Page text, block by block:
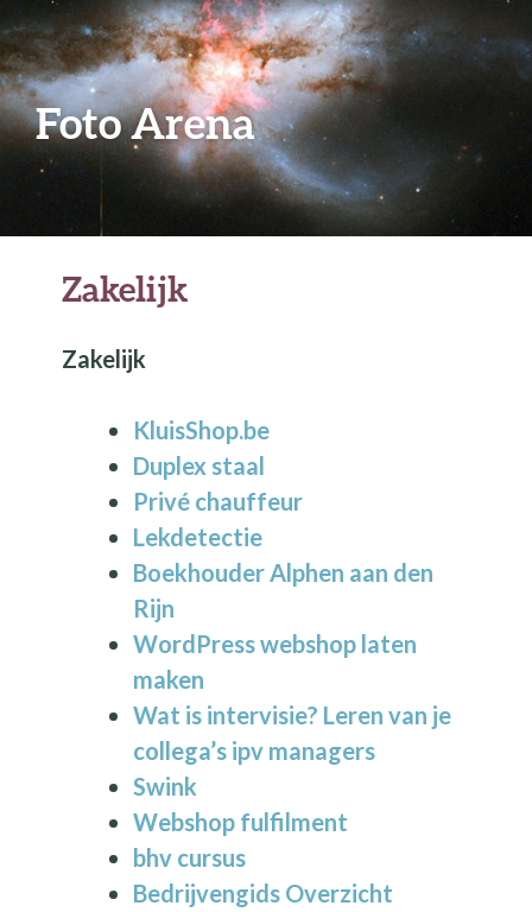
Foto Arena
Zakelijk
Zakelijk
KluisShop.be
Duplex staal
Privé chauffeur
Lekdetectie
Boekhouder Alphen aan den
Rijn
WordPress webshop laten
maken
Wat is intervisie? Leren van je
collega’s ipv managers
Swink
Webshop fulfilment
bhv cursus
Bedrijvengids Overzicht